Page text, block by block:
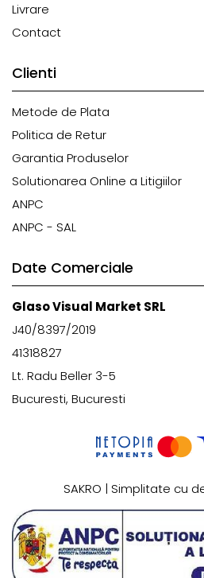
Livrare
Contact
Clienti
Metode de Plata
Politica de Retur
Garantia Produselor
Solutionarea Online a Litigiilor
ANPC
ANPC - SAL
Date Comerciale
Glaso Visual Market SRL
J40/8397/2019
41318827
Lt. Radu Beller 3-5
Bucuresti, Bucuresti
SAKRO | Simplitate cu